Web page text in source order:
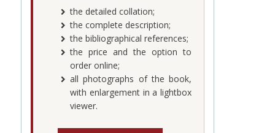
the detailed collation;
the complete description;
the bibliographical references;
the price and the option to
order online;
all photographs of the book,
with enlargement in a lightbox
viewer.